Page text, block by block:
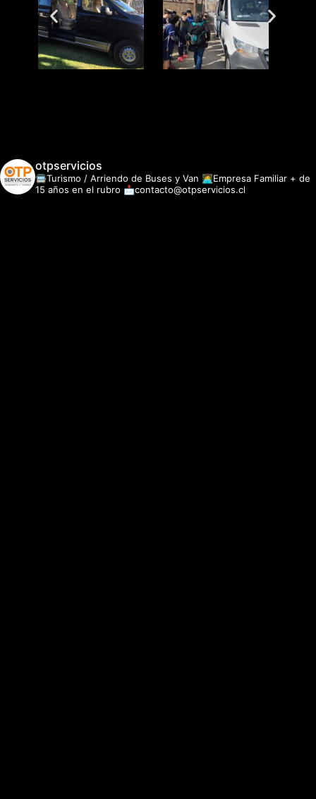
otpservicios
🚍Turismo / Arriendo de Buses y Van 👩‍💻Empresa Familiar + de
15 años en el rubro 📩contacto@otpservicios.cl